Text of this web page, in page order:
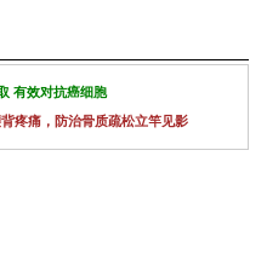
有效对抗癌细胞
疼痛，防治骨质疏松立竿见影